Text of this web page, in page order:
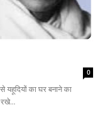
0
का घर बनाने का